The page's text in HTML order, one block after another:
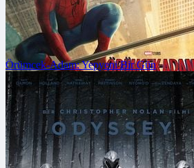
Örümcek-Adam: Yepyeni Bir Gün